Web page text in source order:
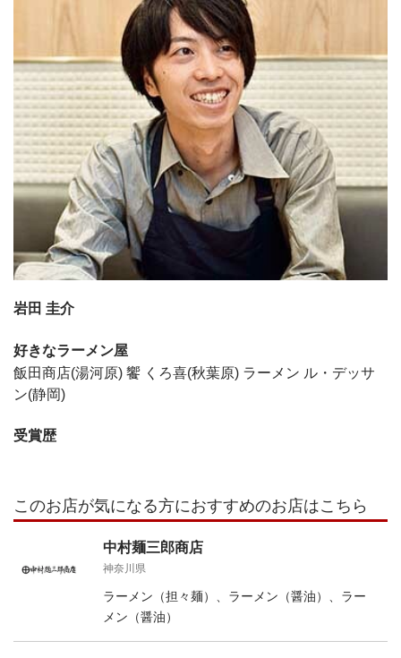
岩田 圭介
好きなラーメン屋
飯田商店(湯河原) 饗 くろ喜(秋葉原) ラーメン ル・デッサ
ン(静岡)
受賞歴
このお店が気になる方におすすめのお店はこちら
中村麺三郎商店
神奈川県
ラーメン（担々麺）、ラーメン（醤油）、ラー
メン（醤油）